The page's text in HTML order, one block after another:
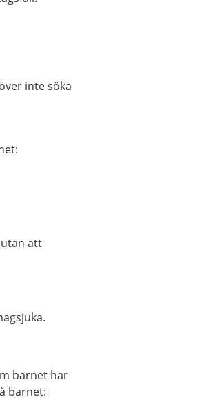
inte söka
att
barnet har
barnet: